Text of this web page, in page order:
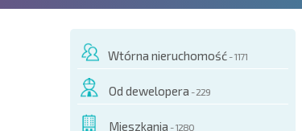
Wtórna nieruchomość - 1171
Od dewelopera - 229
Mieszkania - 1280